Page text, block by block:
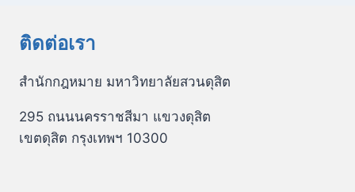
ติดต่อเรา
สำนักกฎหมาย มหาวิทยาลัยสวนดุสิต
295 ถนนนครราชสีมา แขวงดุสิต
เขตดุสิต กรุงเทพฯ 10300